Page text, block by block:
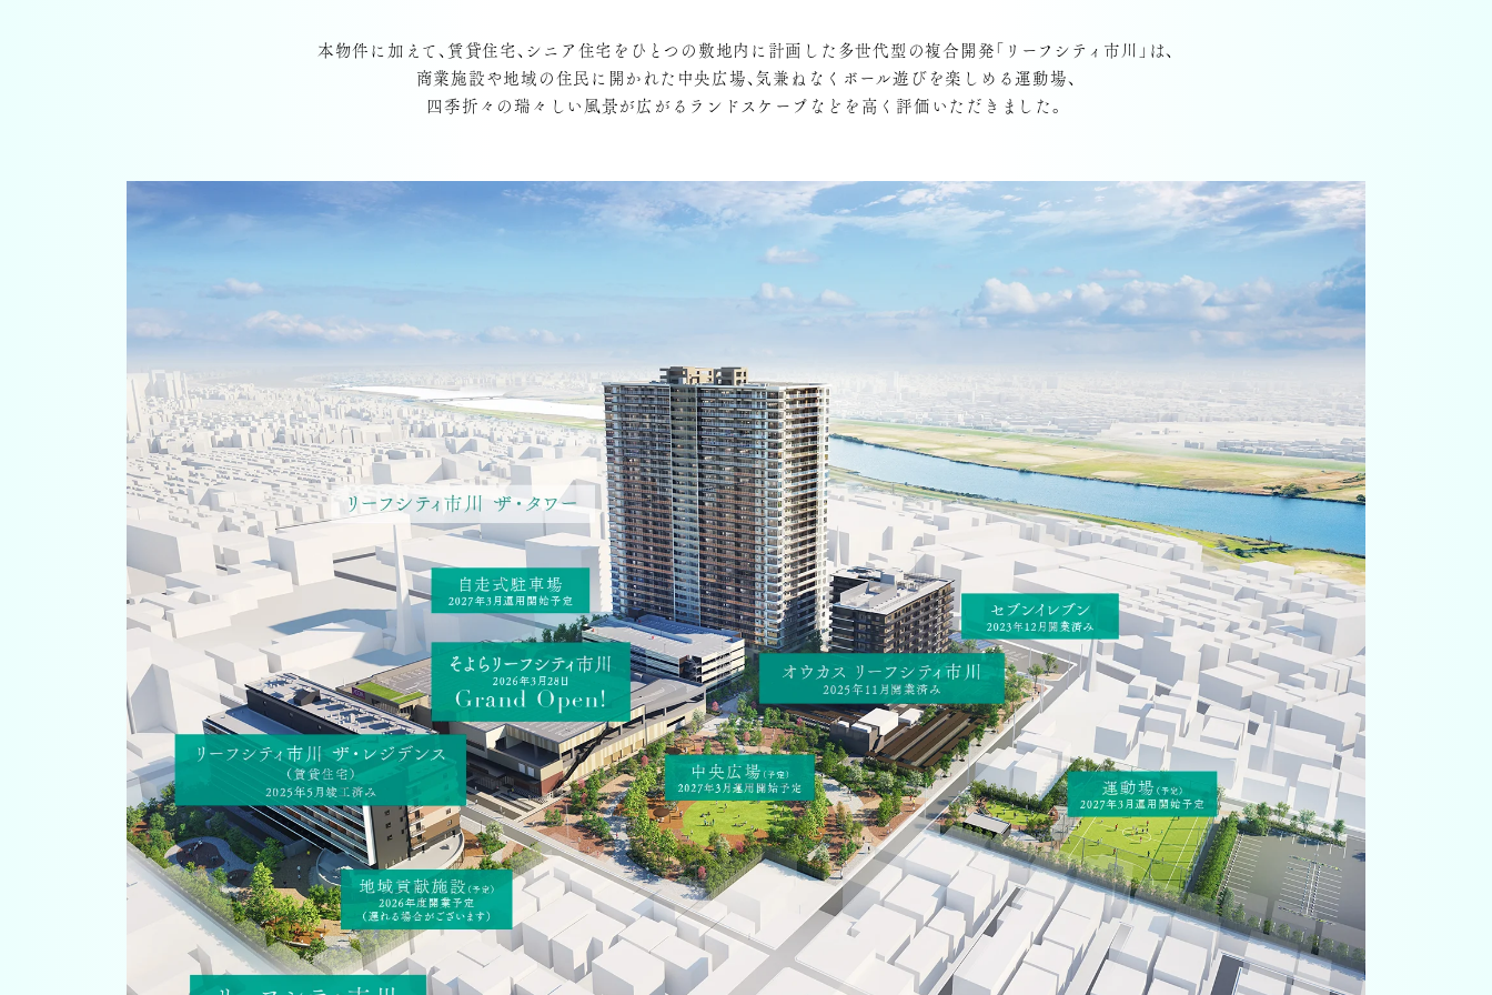
本物件に加えて、賃貸住宅、シニア住宅をひとつの敷地内に計画した多世代型の複合開発「リーフシティ市川」は、
商業施設や地域の住民に開かれた中央広場、気兼ねなくボール遊びを楽しめる運動場、
四季折々の瑞々しい風景が広がるランドスケープなどを高く評価いただきました。